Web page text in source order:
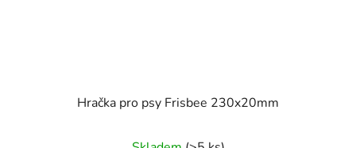
Hračka pro psy Frisbee 230x20mm